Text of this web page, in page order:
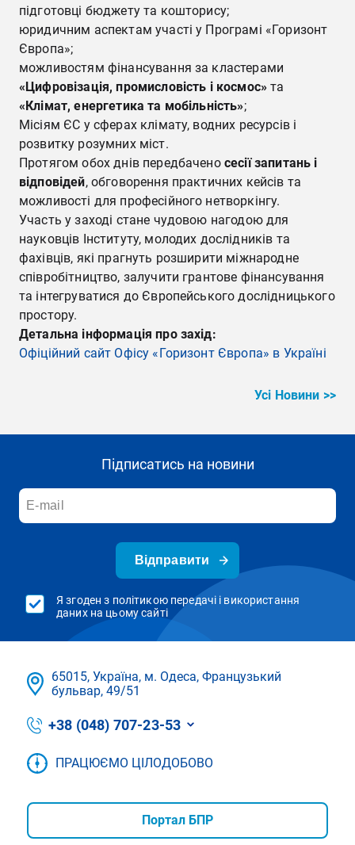
підготовці бюджету та кошторису;
юридичним аспектам участі у Програмі «Горизонт
Європа»;
можливостям фінансування за кластерами
«Цифровізація, промисловість і космос» та
«Клімат, енергетика та мобільність»;
Місіям ЄС у сферах клімату, водних ресурсів і
розвитку розумних міст.
Протягом обох днів передбачено сесії запитань і
відповідей, обговорення практичних кейсів та
можливості для професійного нетворкінгу.
Участь у заході стане чудовою нагодою для
науковців Інституту, молодих дослідників та
фахівців, які прагнуть розширити міжнародне
співробітництво, залучити грантове фінансування
та інтегруватися до Європейського дослідницького
простору.
Детальна інформація про захід:
Офіційний сайт Офісу «Горизонт Європа» в Україні
Усі Новини >>
Підписатись на новини
Відправити
Я згоден з політикою передачі і використання
даних на цьому сайті
65015, Україна, м. Одеса, Французький
бульвар, 49/51
+38 (048) 707-23-53
ПРАЦЮЄМО ЦІЛОДОБОВО
Портал БПР